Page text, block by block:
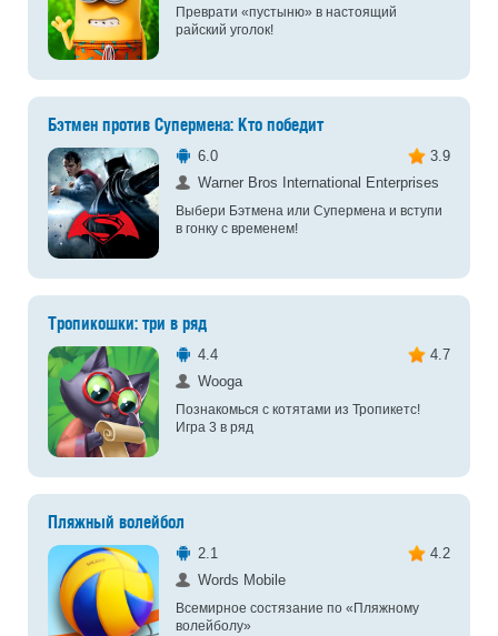
Преврати «пустыню» в настоящий
райский уголок!
Бэтмен против Супермена: Кто победит
6.0
3.9
Warner Bros International Enterprises
Выбери Бэтмена или Супермена и вступи
в гонку с временем!
Тропикошки: три в ряд
4.4
4.7
Wooga
Познакомься с котятами из Тропикетс!
Игра 3 в ряд
Пляжный волейбол
2.1
4.2
Words Mobile
Всемирное состязание по «Пляжному
волейболу»